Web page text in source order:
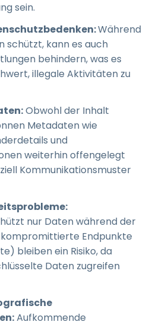
sein.
Während
schützt, kann es auch
behindern, was es
illegale Aktivitäten zu
Obwohl der Inhalt
Metadaten wie
und
weiterhin offengelegt
Kommunikationsmuster
nur Daten während der
Endpunkte
bleiben ein Risiko, da
Daten zugreifen
Aufkommende